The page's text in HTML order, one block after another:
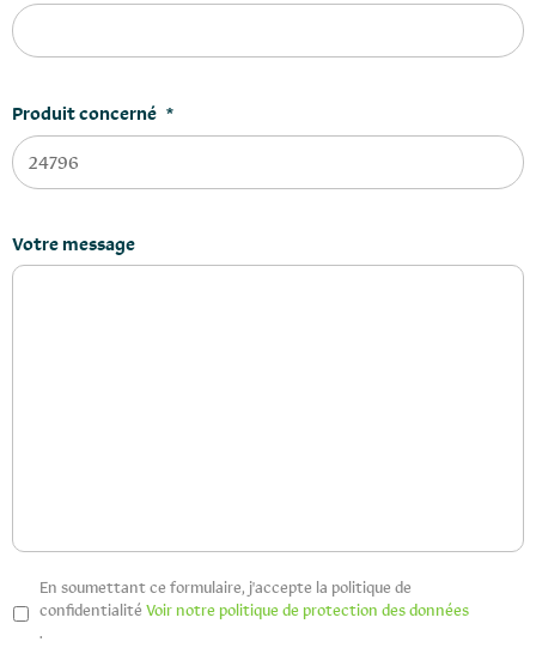
Produit concerné *
Votre message
Privacy *
En soumettant ce formulaire, j'accepte la politique de
confidentialité Voir notre politique de protection des données
.